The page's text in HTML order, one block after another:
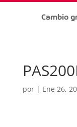
Cambio
por | Ene 26,